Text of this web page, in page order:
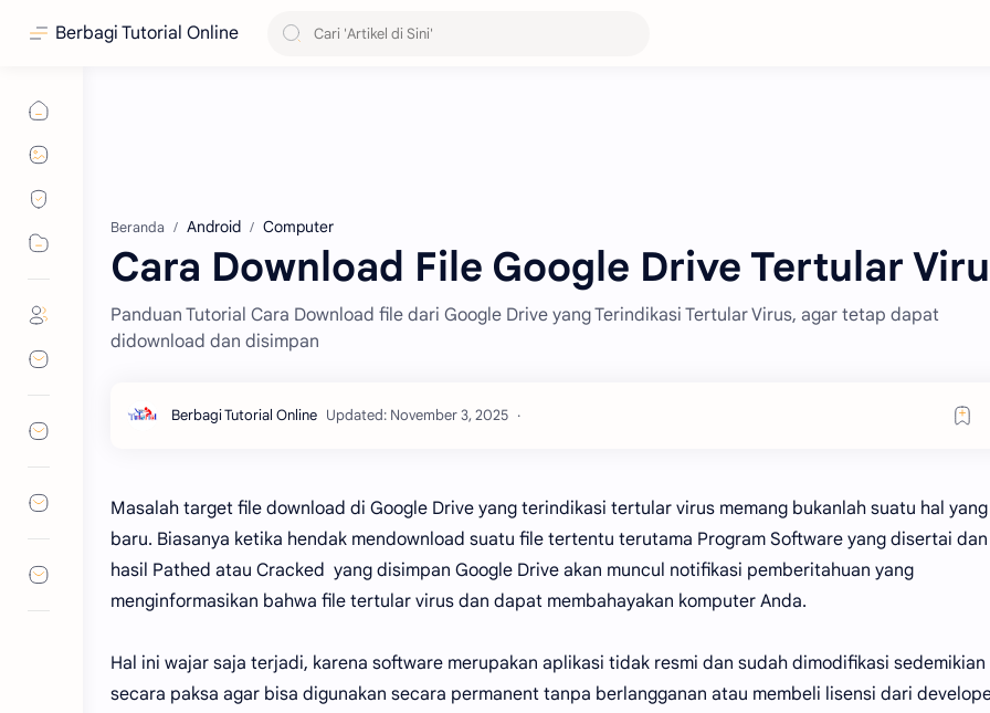
Berbagi Tutorial Online
Beranda Android Computer
Cara Download File Google Drive Tertular
Panduan Tutorial Cara Download file dari Google Drive yang Terindikasi Tertular Virus, agar tetap dapat
didownload dan disimpan
Masalah target file download di Google Drive yang terindikasi tertular virus memang bukanlah suatu hal yang
baru. Biasanya ketika hendak mendownload suatu file tertentu terutama Program Software yang disertai
hasil Pathed atau Cracked yang disimpan Google Drive akan muncul notifikasi pemberitahuan yang
menginformasikan bahwa file tertular virus dan dapat membahayakan komputer Anda.
Hal ini wajar saja terjadi, karena software merupakan aplikasi tidak resmi dan sudah dimodifikasi
secara paksa agar bisa digunakan secara permanent tanpa berlangganan atau membeli lisensi dari